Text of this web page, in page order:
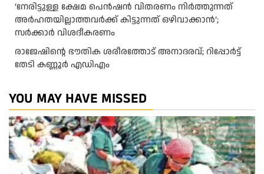
‘നേരിട്ടുള്ള ക്ഷേമ പെൻഷൻ വിതരണം നി‍‍ർത്തുന്നത്
അർഹതയില്ലാത്തവർക്ക് കിട്ടുന്നത് ഒഴിവാക്കാൻ’;
സർക്കാ‍ർ വിശദീകരണം
രാജേഷിന്റെ ഭൗതിക ശരീരത്തോട് അനാദരവ്; റിപ്പോർട്ട്
തേടി കണ്ണൂർ എഡിഎം
YOU MAY HAVE MISSED